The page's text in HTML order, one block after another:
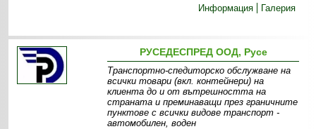
Информация
Галерия
РУСЕДЕСПРЕД ООД, Русе
Транспортно-спедиторско обслужване на
всички товари (вкл. контейнери) на
клиента до и от вътрешността на
страната и преминаващи през граничните
пунктове с всички видове транспорт -
автомобилен, воден